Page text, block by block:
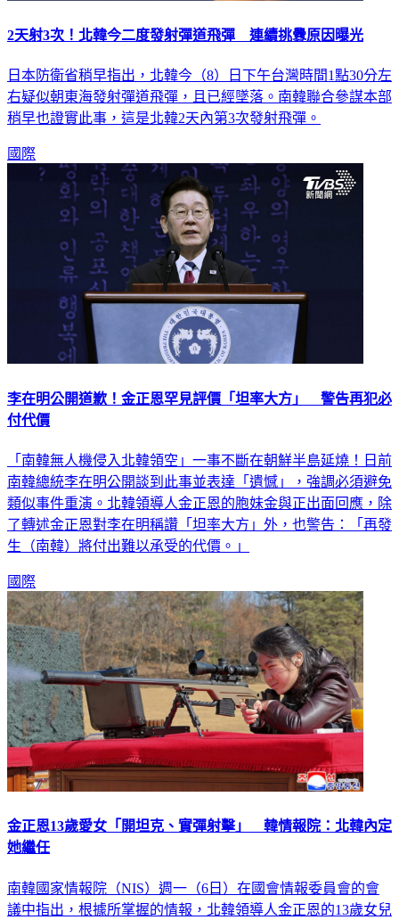
2天射3次！北韓今二度發射彈道飛彈 連續挑釁原因曝光
日本防衛省稍早指出，北韓今（8）日下午台灣時間1點30分左
右疑似朝東海發射彈道飛彈，且已經墜落。南韓聯合參謀本部
稍早也證實此事，這是北韓2天內第3次發射飛彈。
國際
李在明公開道歉！金正恩罕見評價「坦率大方」 警告再犯必
付代價
「南韓無人機侵入北韓領空」一事不斷在朝鮮半島延燒！日前
南韓總統李在明公開談到此事並表達「遺憾」，強調必須避免
類似事件重演。北韓領導人金正恩的胞妹金與正出面回應，除
了轉述金正恩對李在明稱讚「坦率大方」外，也警告：「再發
生（南韓）將付出難以承受的代價。」
國際
金正恩13歲愛女「開坦克、實彈射擊」 韓情報院：北韓內定
她繼任
南韓國家情報院（NIS）週一（6日）在國會情報委員會的會
議中指出，根據所掌握的情報，北韓領導人金正恩的13歲女兒